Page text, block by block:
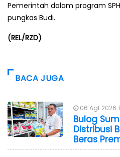
Pemerintah dalam program
pungkas Budi.
(REL/RZD)
BACA JUGA
06 Agt 2026
Bulog
Distribusi
Beras